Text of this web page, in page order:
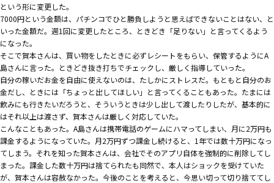
という形に変更した。
7000円という金額は、パチンコでひと勝負しようと思えばできないことはない、と
いった金額だ。週1回に変更したところ、ときどき「足りない」と言ってくるよう
になった。
そこで賀本さんは、買い物をしたときに必ずレシートをもらい、保管するようにA
島さんに言った。ときどき抜き打ちでチェックし、厳しく指導していった。
自分の稼いだお金を自由に使えないのは、たしかにストレスだ。もともと自分のお
金だし、ときには「ちょっと出してほしい」と言ってくることもあった。たまには
飲みにも行きたいだろうと、そういうときは少し出して渡したりしたが、基本的に
はそれ以上は渡さず、賀本さんは厳しく対応していた。
こんなこともあった。A島さんは携帯電話のゲームにハマってしまい、月に2万円も
課金するようになっていた。月2万円ずつ課金し続けると、1年では数十万円になっ
てしまう。それを知った賀本さんは、会社でそのアプリ自体を強制的に削除してし
まった。課金した数十万円は捨てられたも同然で、本人はショックを受けていた
が、賀本さんは容赦なかった。今後のことを考えると、今思い切って切り捨ててし